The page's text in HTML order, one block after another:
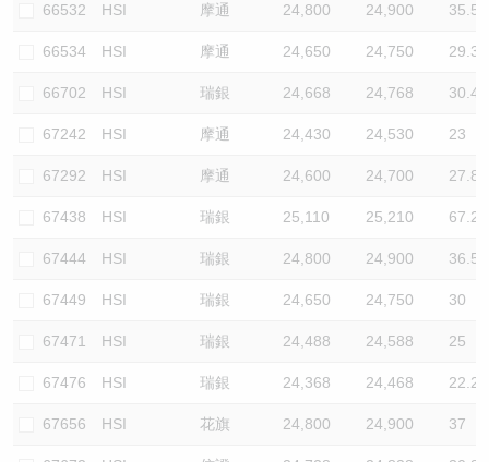
66532 HSI 摩通 24,800 24,900 35.5
66534 HSI 摩通 24,650 24,750 29.3
66702 HSI 瑞銀 24,668 24,768 30.4
67242 HSI 摩通 24,430 24,530 23
67292 HSI 摩通 24,600 24,700 27.8
67438 HSI 瑞銀 25,110 25,210 67.2
67444 HSI 瑞銀 24,800 24,900 36.5
67449 HSI 瑞銀 24,650 24,750 30
67471 HSI 瑞銀 24,488 24,588 25
67476 HSI 瑞銀 24,368 24,468 22.2
67656 HSI 花旗 24,800 24,900 37